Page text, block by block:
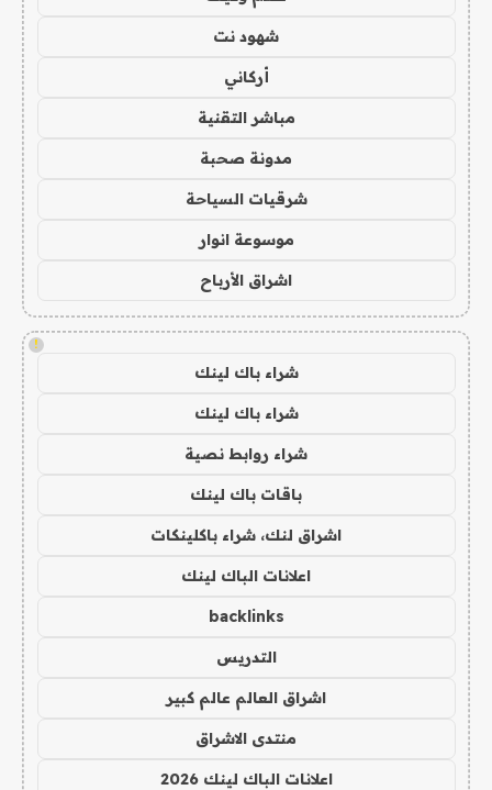
شهود نت
أركاني
مباشر التقنية
مدونة صحبة
شرقيات السياحة
موسوعة انوار
اشراق الأرباح
!
شراء باك لينك
شراء باك لينك
شراء روابط نصية
باقات باك لينك
اشراق لنك، شراء باكلينكات
اعلانات الباك لينك
backlinks
التدريس
اشراق العالم عالم كبير
منتدى الاشراق
اعلانات الباك لينك 2026